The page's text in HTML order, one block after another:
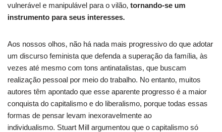
vulnerável e manipulável para o vilão, tornando-se um
instrumento para seus interesses.
Aos nossos olhos, não há nada mais progressivo do que adotar
um discurso feminista que defenda a superação da família, às
vezes até mesmo com tons antinatalistas, que buscam
realização pessoal por meio do trabalho. No entanto, muitos
autores têm apontado que esse aparente progresso é a maior
conquista do capitalismo e do liberalismo, porque todas essas
formas de pensar levam inexoravelmente ao
individualismo. Stuart Mill argumentou que o capitalismo só